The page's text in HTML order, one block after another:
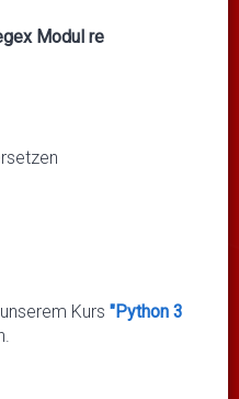
Modul re
Kurs "Python 3